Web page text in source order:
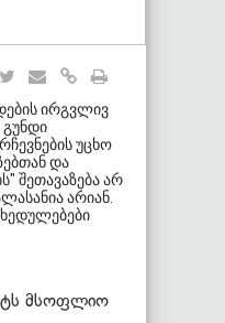
ირგვლივ
უცხო
და
შეთავაზება არ
არიან.
მსოფლიო